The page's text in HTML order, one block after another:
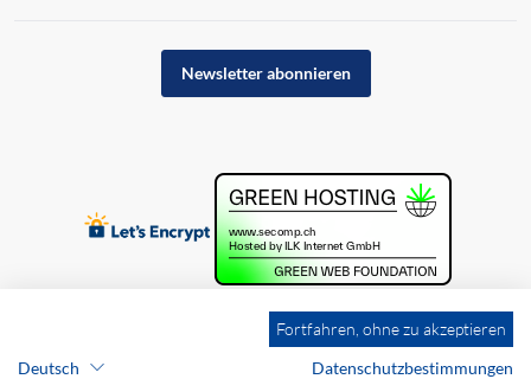
Newsletter abonnieren
Fortfahren, ohne zu akzeptieren
Deutsch
Datenschutzbestimmungen